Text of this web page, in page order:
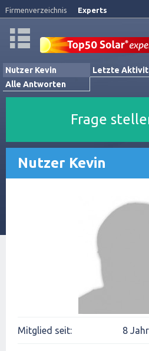
Firmenverzeichnis Experts
Nutzer Kevin Letzte
Alle Antworten
Frage
Nutzer Kevin
Mitglied seit: 8